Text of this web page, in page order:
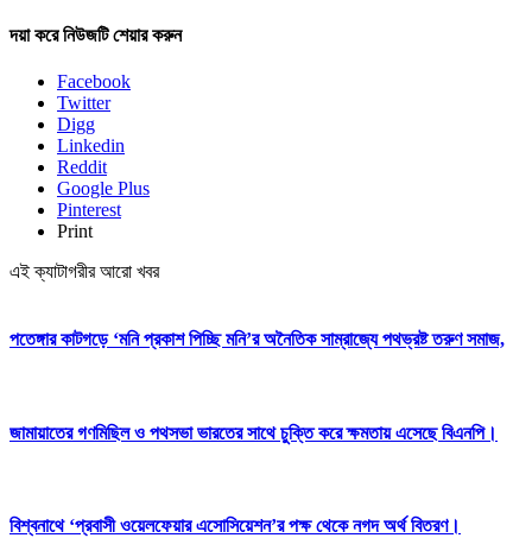
দয়া করে নিউজটি শেয়ার করুন
Facebook
Twitter
Digg
Linkedin
Reddit
Google Plus
Pinterest
Print
এই ক্যাটাগরীর আরো খবর
পতেঙ্গার কাটগড়ে ‘মনি প্রকাশ পিচ্ছি মনি’র অনৈতিক সাম্রাজ্যে পথভ্রষ্ট তরুণ সমাজ,
জামায়াতের গণমিছিল ও পথসভা ভারতের সাথে চুক্তি করে ক্ষমতায় এসেছে বিএনপি।
বিশ্বনাথে ‘প্রবাসী ওয়েলফেয়ার এসোসিয়েশন’র পক্ষ থেকে নগদ অর্থ বিতরণ।